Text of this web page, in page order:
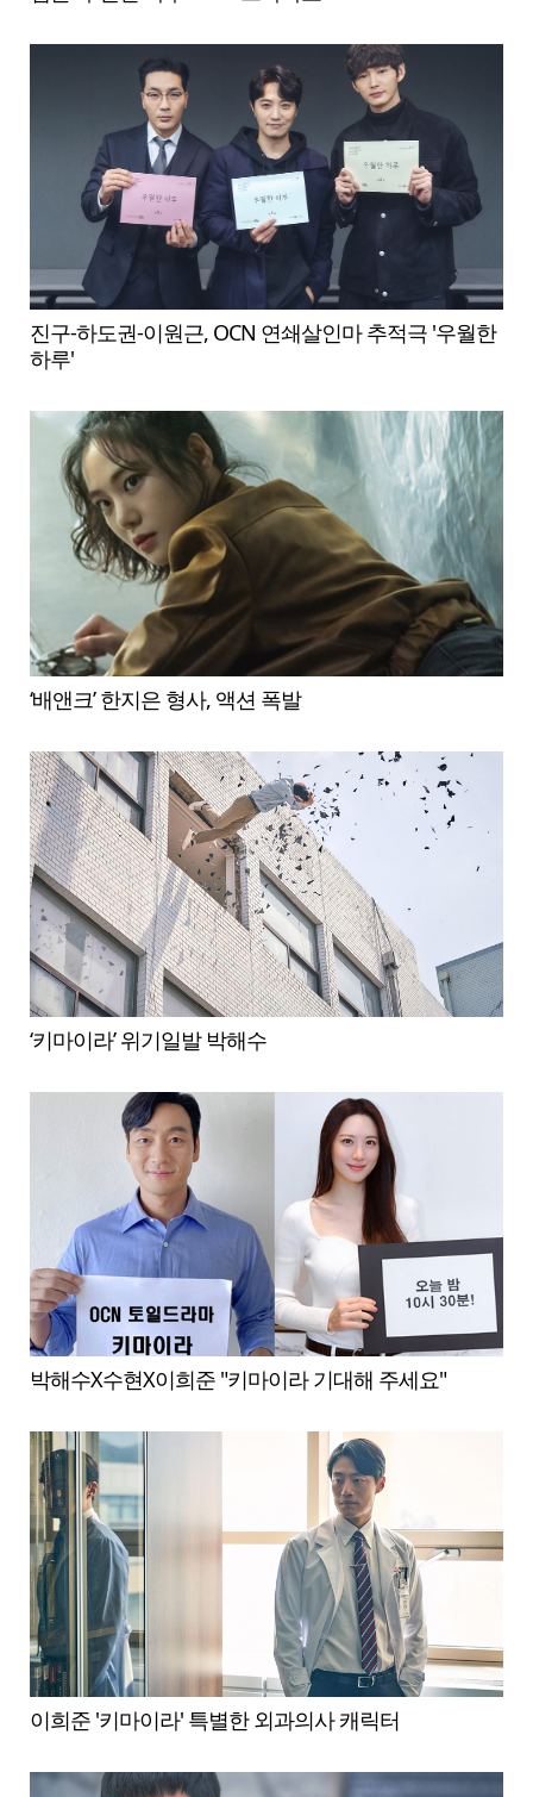
진구-하도권-이원근, OCN 연쇄살인마 추적극 '우월한
하루'
‘배앤크’ 한지은 형사, 액션 폭발
‘키마이라’ 위기일발 박해수
박해수X수현X이희준 "키마이라 기대해 주세요"
이희준 '키마이라' 특별한 외과의사 캐릭터